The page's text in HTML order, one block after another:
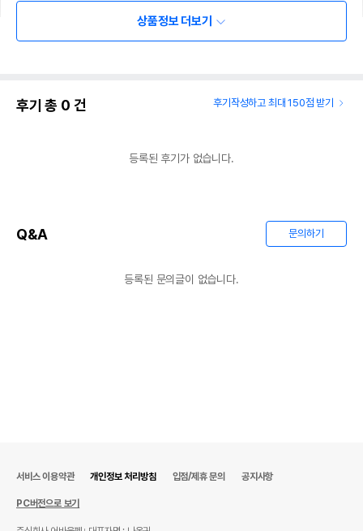
품명 및 모델명 상품상세설명 참조
법에 의한 인증,허가 등을
경우 그에 대한 사항
상품정보 더보기
후기 총 0 건 후기작성하고 최대 150점 받기
등록된 후기가 없습니다.
Q&A 문의하기
등록된 문의글이 없습니다.
서비스 이용약관 개인정보 처리방침 입점/제휴 문의 공지사항
PC버전으로 보기